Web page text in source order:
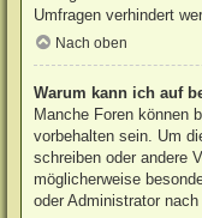
Umfragen verhindert
Nach oben
Warum kann ich auf
Manche Foren können
vorbehalten sein. Um
schreiben oder andere
möglicherweise
oder Administrator